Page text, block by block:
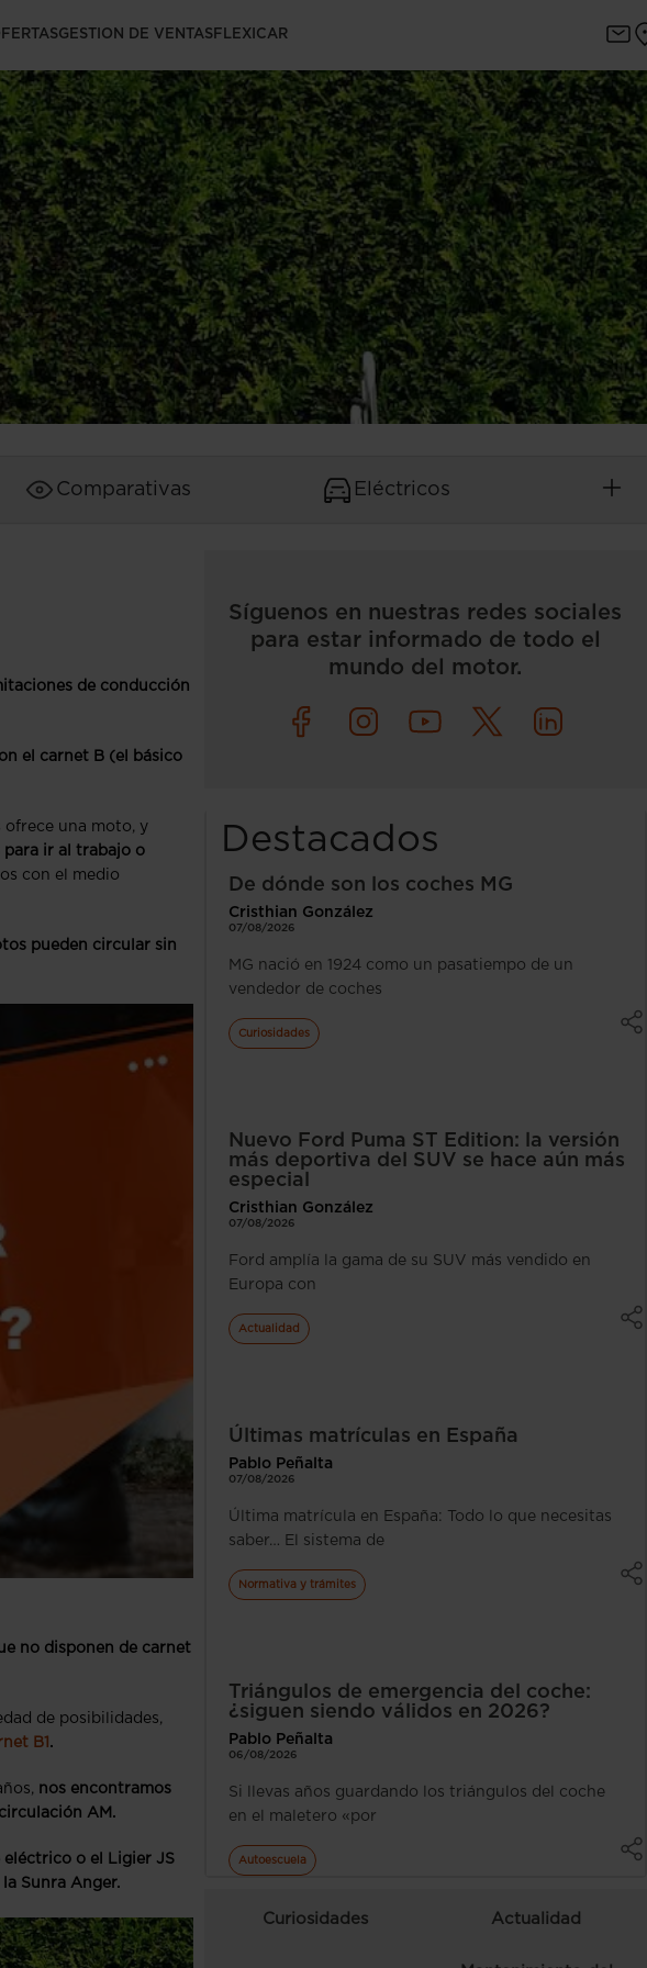
GESTION DE VENTASFLEXICAR
Comparativas Eléctricos
de conducción
el carnet B (el básico
ofrece una moto, y
para ir al trabajo o
con el medio
pueden circular sin
no disponen de carnet
de posibilidades,
B1 .
nos encontramos
AM.
eléctrico o el Ligier JS
Sunra Anger.
Síguenos en nuestras redes sociales
para estar informado de todo el
mundo del motor.
Destacados
De dónde son los coches MG
Cristhian González
07/08/2026
MG nació en 1924 como un pasatiempo de un
vendedor de coches
Curiosidades
Nuevo Ford Puma ST Edition: la versión
más deportiva del SUV se hace aún más
especial
Cristhian González
07/08/2026
Ford amplía la gama de su SUV más vendido en
Europa con
Actualidad
Últimas matrículas en España
Pablo Peñalta
07/08/2026
Última matrícula en España: Todo lo que necesitas
saber… El sistema de
Normativa y trámites
Triángulos de emergencia del coche:
¿siguen siendo válidos en 2026?
Pablo Peñalta
06/08/2026
Si llevas años guardando los triángulos del coche
en el maletero «por
Autoescuela
Curiosidades Actualidad